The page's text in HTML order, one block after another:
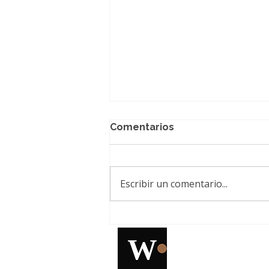
su marca: Pedro Piscal
prepara nuevos
lanzamientos y expansión
Comentarios
Escribir un comentario...